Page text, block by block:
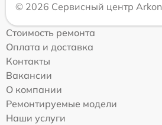
© 2026 Сервисный центр Arkon
Стоимость ремонта
Оплата и доставка
Контакты
Вакансии
О компании
Ремонтируемые модели
Наши услуги